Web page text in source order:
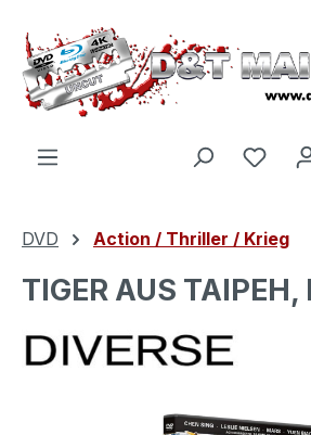
Zum Hauptinhalt springen
Du
DVD Action / Thriller / Krieg
TIGER AUS TAIPEH,
Bildergalerie überspringen